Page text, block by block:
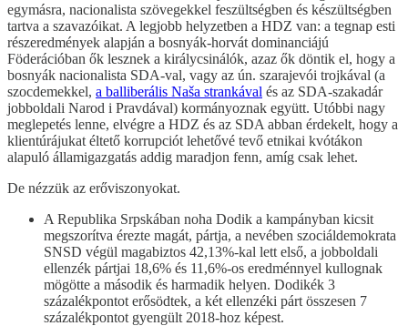
egymásra, nacionalista szövegekkel feszültségben és készültségben
tartva a szavazóikat. A legjobb helyzetben a HDZ van: a tegnap esti
részeredmények alapján a bosnyák-horvát dominanciájú
Föderációban ők lesznek a királycsinálók, azaz ők döntik el, hogy a
bosnyák nacionalista SDA-val, vagy az ún. szarajevói trojkával (a
szocdemekkel, a balliberális Naša strankával és az SDA-szakadár
jobboldali Narod i Pravdával) kormányoznak együtt. Utóbbi nagy
meglepetés lenne, elvégre a HDZ és az SDA abban érdekelt, hogy a
klientúrájukat éltető korrupciót lehetővé tevő etnikai kvótákon
alapuló államigazgatás addig maradjon fenn, amíg csak lehet.
De nézzük az erőviszonyokat.
A Republika Srpskában noha Dodik a kampányban kicsit
megszorítva érezte magát, pártja, a nevében szociáldemokrata
SNSD végül magabiztos 42,13%-kal lett első, a jobboldali
ellenzék pártjai 18,6% és 11,6%-os eredménnyel kullognak
mögötte a második és harmadik helyen. Dodikék 3
százalékpontot erősödtek, a két ellenzéki párt összesen 7
százalékpontot gyengült 2018-hoz képest.